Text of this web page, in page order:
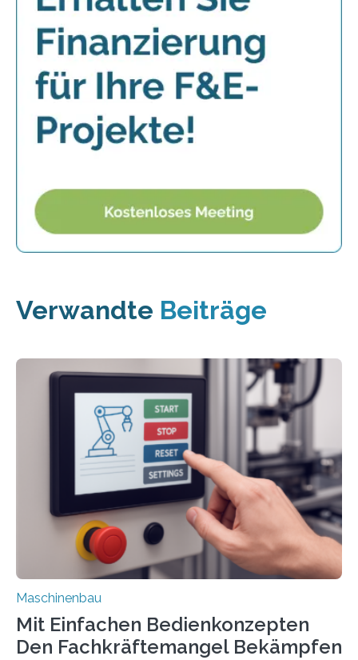
Verwandte Beiträge
Maschinenbau
Mit Einfachen Bedienkonzepten
Den Fachkräftemangel Bekämpfen